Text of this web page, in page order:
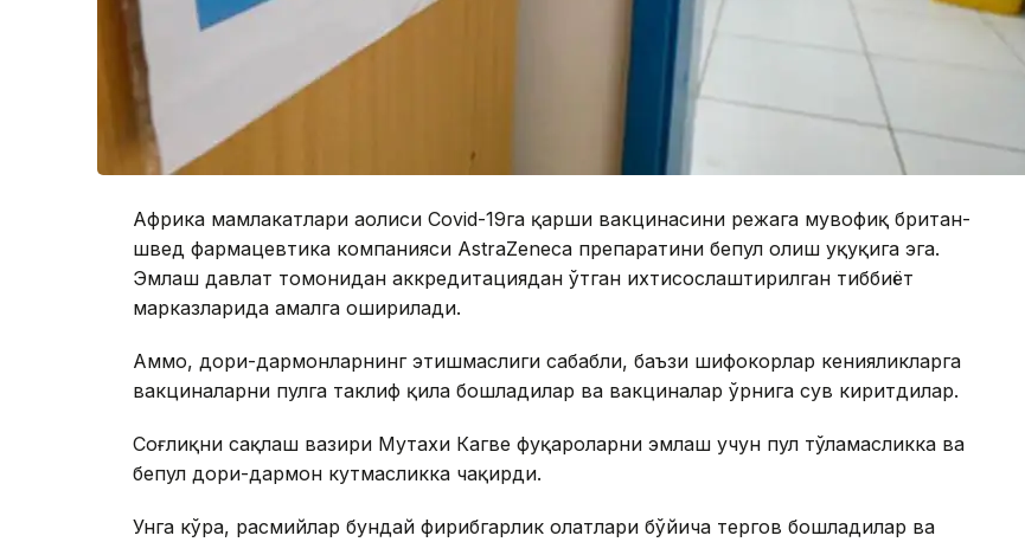
Африка мамлакатлари аҳолиси Covid-19га қарши вакцинасини режага мувофиқ британ-
швед фармацевтика компанияси AstraZeneca препаратини бепул олиш ҳуқуқига эга.
Эмлаш давлат томонидан аккредитациядан ўтган ихтисослаштирилган тиббиёт
марказларида амалга оширилади.
Аммо, дори-дармонларнинг этишмаслиги сабабли, баъзи шифокорлар кенияликларга
вакциналарни пулга таклиф қила бошладилар ва вакциналар ўрнига сув киритдилар.
Соғлиқни сақлаш вазири Мутахи Кагве фуқароларни эмлаш учун пул тўламасликка ва
бепул дори-дармон кутмасликка чақирди.
Унга кўра, расмийлар бундай фирибгарлик ҳолатлари бўйича тергов бошладилар ва